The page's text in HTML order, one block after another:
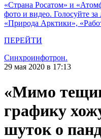
«Страна Росатом» и
фото и видео. Голосуйте
«Природа Арктики»,
ПЕРЕЙТИ
Синхроинфотрон.
29 мая 2020 в 17:13
«Мимо
графику
шуток о